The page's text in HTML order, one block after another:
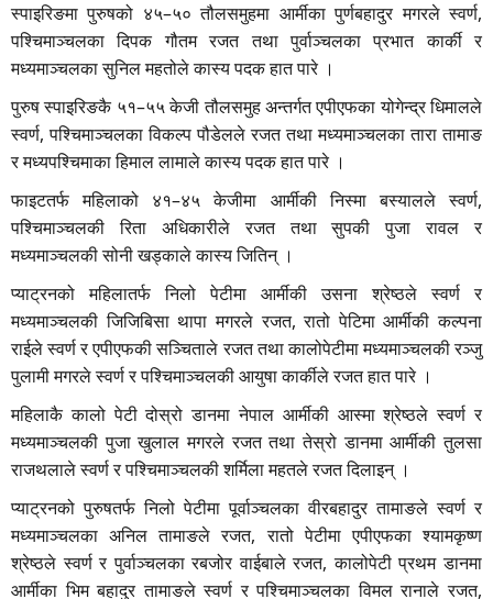
स्पाइरिङमा पुरुषको ४५–५० तौलसमुहमा आर्मीका पुर्णबहादुर मगरले स्वर्ण,
पश्चिमाञ्चलका दिपक गौतम रजत तथा पुर्वाञ्चलका प्रभात कार्की र
मध्यमाञ्चलका सुनिल महतोले कास्य पदक हात पारे ।
पुरुष स्पाइरिङकै ५१–५५ केजी तौलसमुह अन्तर्गत एपीएफका योगेन्द्र धिमालले
स्वर्ण, पश्चिमाञ्चलका विकल्प पौडेलले रजत तथा मध्यमाञ्चलका तारा तामाङ
र मध्यपश्चिमाका हिमाल लामाले कास्य पदक हात पारे ।
फाइटतर्फ महिलाको ४१–४५ केजीमा आर्मीकी निस्मा बस्यालले स्वर्ण,
पश्चिमाञ्चलकी रिता अधिकारीले रजत तथा सुपकी पुजा रावल र
मध्यमाञ्चलकी सोनी खड्काले कास्य जितिन् ।
प्याट्रनको महिलातर्फ निलो पेटीमा आर्मीकी उसना श्रेष्ठले स्वर्ण र
मध्यमाञ्चलकी जिजिबिसा थापा मगरले रजत, रातो पेटिमा आर्मीकी कल्पना
राईले स्वर्ण र एपीएफकी सञ्चिताले रजत तथा कालोपेटीमा मध्यमाञ्चलकी रञ्जु
पुलामी मगरले स्वर्ण र पश्चिमाञ्चलकी आयुषा कार्कीले रजत हात पारे ।
महिलाकै कालो पेटी दोस्रो डानमा नेपाल आर्मीकी आस्मा श्रेष्ठले स्वर्ण र
मध्यमाञ्चलकी पुजा खुलाल मगरले रजत तथा तेस्रो डानमा आर्मीकी तुलसा
राजथलाले स्वर्ण र पश्चिमाञ्चलकी शर्मिला महतले रजत दिलाइन् ।
प्याट्रनको पुरुषतर्फ निलो पेटीमा पूर्वाञ्चलका वीरबहादुर तामाङले स्वर्ण र
मध्यमाञ्चलका अनिल तामाङले रजत, रातो पेटीमा एपीएफका श्यामकृष्ण
श्रेष्ठले स्वर्ण र पुर्वाञ्चलका रबजोर वाईबाले रजत, कालोपेटी प्रथम डानमा
आर्मीका भिम बहादुर तामाङले स्वर्ण र पश्चिमाञ्चलका विमल रानाले रजत,